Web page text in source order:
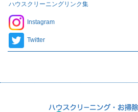
ハウスクリーニングリンク集
Instagram
Twitter